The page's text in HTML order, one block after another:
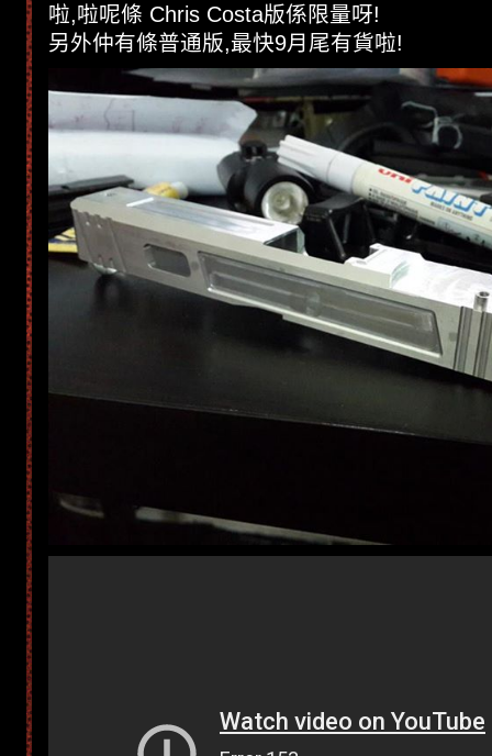
啦,啦呢條 Chris Costa版係限量呀!
另外仲有條普通版,最快9月尾有貨啦!